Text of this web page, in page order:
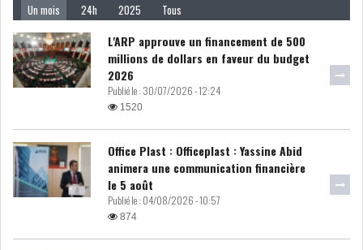
ACTUALITÉS
ÉCONOMIQUES
EMPLOI
PRIVATISATION
LOI DE FINANCE
MATIÈRES PREMIÈRES
Un mois 24h 2025 Tous
L'ARP approuve un financement de 500
millions de dollars en faveur du budget
2026
Publié le : 30/07/2026 - 12:24
1520
Office Plast : Officeplast : Yassine Abid
animera une communication financière
le 5 août
Publié le : 04/08/2026 - 10:57
874